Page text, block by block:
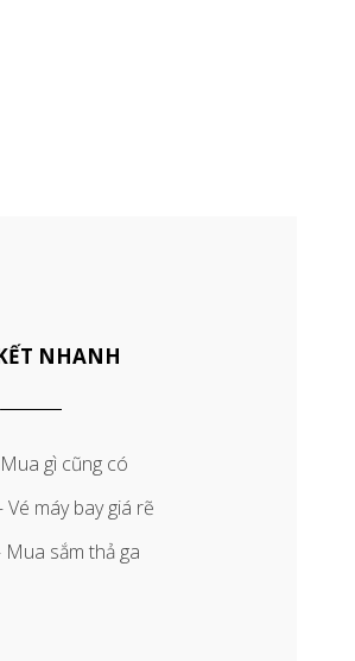
NHANH
gì cũng có
Vé máy bay giá rẽ
Mua sắm thả ga